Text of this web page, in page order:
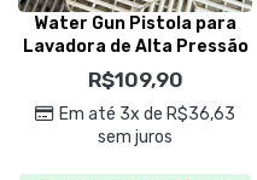
Water Gun Pistola para
Lavadora de Alta Pressão
– Kers
R$109,90
Em até 3x de R$36,63
sem juros